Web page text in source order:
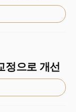
정으로 개선